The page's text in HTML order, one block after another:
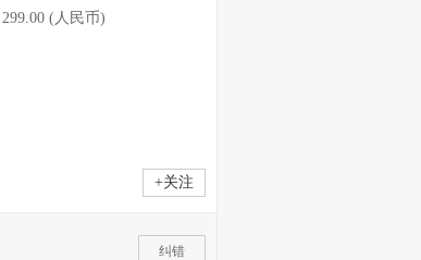
299.00 (人民币)
+关注
纠错